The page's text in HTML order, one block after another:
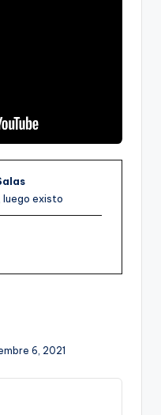
luego existo
6, 2021